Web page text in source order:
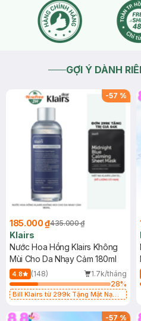
GỢI Ý DÀNH
-57 %
185.000 ₫435.000 ₫
Klairs
Nước Hoa Hồng Klairs Không
Mùi Cho Da Nhạy Cảm 180ml
4.8 (148)
1.7k/tháng
28%
Bill Klairs từ 299k Tặng Mặt Nạ
25ml (SL Có Hạn)
-57%